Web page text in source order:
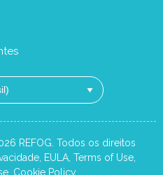
REFOG. Todos os direitos
, EULA, Terms of Use,
Cookie Policy